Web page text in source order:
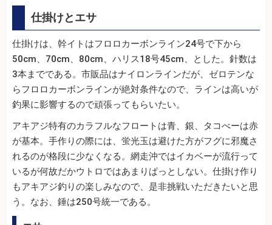
仕掛けとエサ
仕掛けは、幹イトはフロロカーボンライン24号で下から
50cm、70cm、80cm、ハリス18号45cm、とした。針数は
3本までである。市販品はナイロンラインだが、ゼロテンな
らフロロカーボンラインが絶対条件なので、ラインは高いが
釣果に影響するので頑張ってもらいたい。
アキアジ特有のカラフルなフロートは青、銀、タコべーは赤
が基本。手作りの際には、蛍光玉は避けた方がフグに邪魔さ
れるのが格段に少なくなる。網走沖ではイカベーが流行って
いるが何故だかウトロではあまりぱっとしない。仕掛け作り
もアキアジ釣りの楽しみなので、是非挑戦いただきたいと思
う。なお、錘は250号統一である。